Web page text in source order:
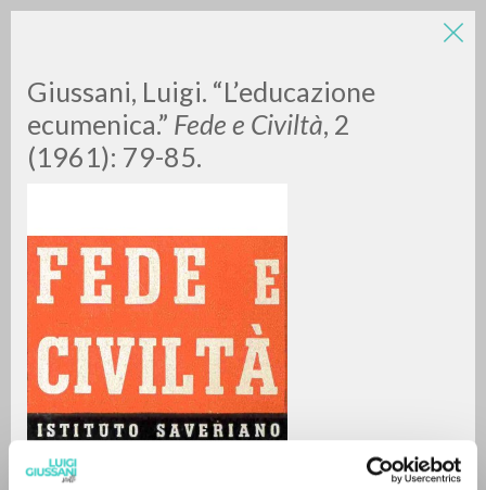
Giussani, Luigi. “L’educazione
ecumenica.” Fede e Civiltà, 2
(1961): 79-85.
LUIGI
GIUSSANI